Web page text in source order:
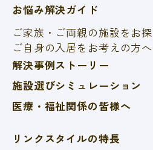
お悩み解決ガイド
ご家族・ご両親の施設を お
ご自身の入居をお考えの方へ
解決事例ストーリー
施設選びシミュレーション
医療・福祉関係の皆様へ
リンクスタイルの特長